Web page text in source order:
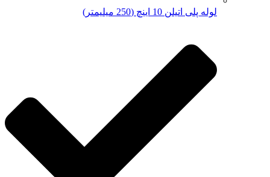
لوله پلی اتیلن 10 اینچ (250 میلیمتر)